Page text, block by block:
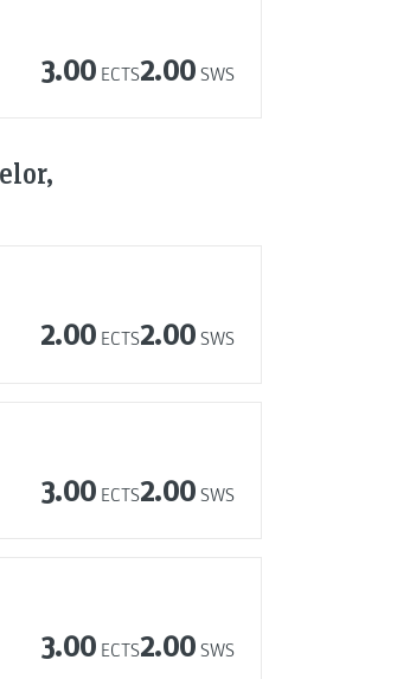
3.00 ECTS2.00 SWS
2.00 ECTS2.00 SWS
3.00 ECTS2.00 SWS
3.00 ECTS2.00 SWS